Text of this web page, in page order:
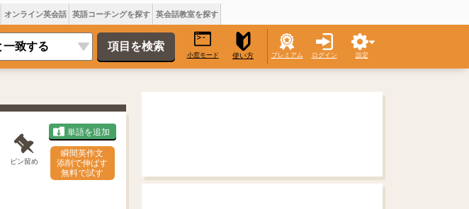
オンライン英会話 英語コーチングを探す 英会話教室を探す
小窓モード 使い方 プレミアム ログイン 設定
ピン留め
単語を追加
瞬間英作文
添削で伸ばす
無料で試す